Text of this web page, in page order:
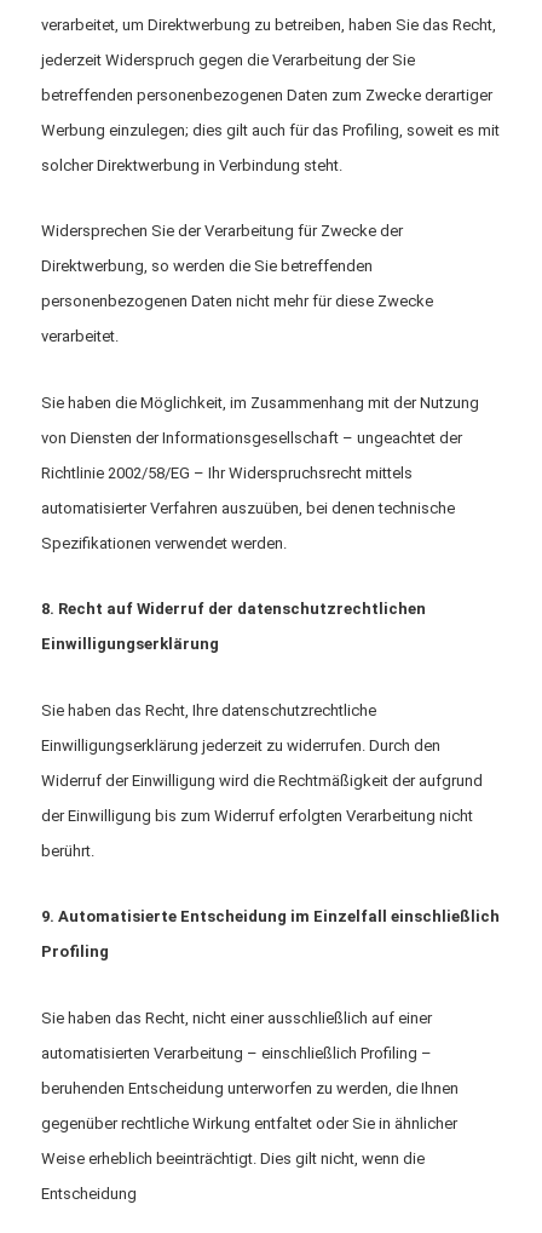
verarbeitet, um Direktwerbung zu betreiben, haben Sie das Recht,
jederzeit Widerspruch gegen die Verarbeitung der Sie
betreffenden personenbezogenen Daten zum Zwecke derartiger
Werbung einzulegen; dies gilt auch für das Profiling, soweit es mit
solcher Direktwerbung in Verbindung steht.
Widersprechen Sie der Verarbeitung für Zwecke der
Direktwerbung, so werden die Sie betreffenden
personenbezogenen Daten nicht mehr für diese Zwecke
verarbeitet.
Sie haben die Möglichkeit, im Zusammenhang mit der Nutzung
von Diensten der Informationsgesellschaft – ungeachtet der
Richtlinie 2002/58/EG – Ihr Widerspruchsrecht mittels
automatisierter Verfahren auszuüben, bei denen technische
Spezifikationen verwendet werden.
8. Recht auf Widerruf der datenschutzrechtlichen
Einwilligungserklärung
Sie haben das Recht, Ihre datenschutzrechtliche
Einwilligungserklärung jederzeit zu widerrufen. Durch den
Widerruf der Einwilligung wird die Rechtmäßigkeit der aufgrund
der Einwilligung bis zum Widerruf erfolgten Verarbeitung nicht
berührt.
9. Automatisierte Entscheidung im Einzelfall einschließlich
Profiling
Sie haben das Recht, nicht einer ausschließlich auf einer
automatisierten Verarbeitung – einschließlich Profiling –
beruhenden Entscheidung unterworfen zu werden, die Ihnen
gegenüber rechtliche Wirkung entfaltet oder Sie in ähnlicher
Weise erheblich beeinträchtigt. Dies gilt nicht, wenn die
Entscheidung